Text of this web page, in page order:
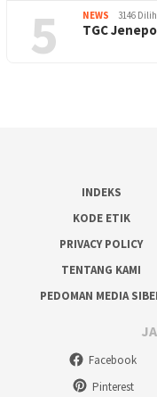
5 NEWS 3146
TGC
INDEKS
KODE ETIK
PRIVACY POLICY
TENTANG KAMI
PEDOMAN MEDIA
Facebook
Pinterest